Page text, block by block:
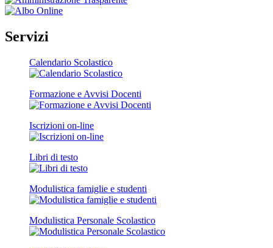
Servizi
Calendario Scolastico
Formazione e Avvisi Docenti
Iscrizioni on-line
Libri di testo
Modulistica famiglie e studenti
Modulistica Personale Scolastico